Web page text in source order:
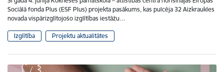
Sociālā fonda Plus (ESF Plus) projekta pasākums, kas pulcēja 32 Aizkraukles
novada vispārizglītojošo izglītības iestāžu…
Izglītība Projektu aktualitātes